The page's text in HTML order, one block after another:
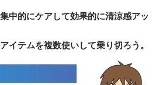
中的にケアして効果的に清涼感アッ
イテムを複数使いして乗り切ろう。